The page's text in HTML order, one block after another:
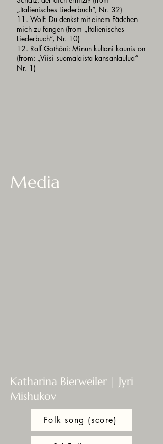
Media
„Italienisches Liederbuch“, Nr. 32)
11. Wolf: Du denkst mit einem Fädchen
mich zu fangen (from „Italienisches
Liederbuch“, Nr. 10)
12. Ralf Gothóni: Minun kultani kaunis on
(from: „Viisi suomalaista kansanlaulua“
Nr. 1)
Katharina Bierweiler | Jyri
Mishukov
Folk song (score)